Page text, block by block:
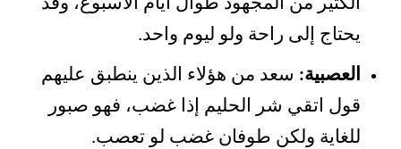
الكثير من المجهود طوال أيام الأسبوع، وقد
يحتاج إلى راحة ولو ليوم واحد.
العصبية: سعد من هؤلاء الذين ينطبق عليهم
قول اتقي شر الحليم إذا غضب، فهو صبور
للغاية ولكن طوفان غضب لو تعصب.